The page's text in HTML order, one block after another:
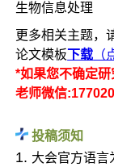
生物信息处理
更多相关主题，
论文模板 下载 （
*如果您不确定
老师微信
投稿须知
1. 大会官方语言